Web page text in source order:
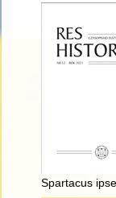
Spartacus